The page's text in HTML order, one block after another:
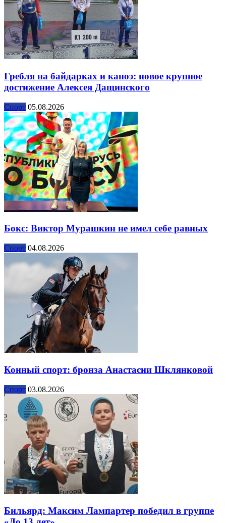
Гребля на байдарках и каноэ: новое крупное
достижение Алексея Дащинского
Спорт 05.08.2026
Бокс: Виктор Мурашкин не имел себе равных
Спорт 04.08.2026
Конный спорт: бронза Анастасии Шклянковой
Спорт 03.08.2026
Бильярд: Максим Лампартер победил в группе